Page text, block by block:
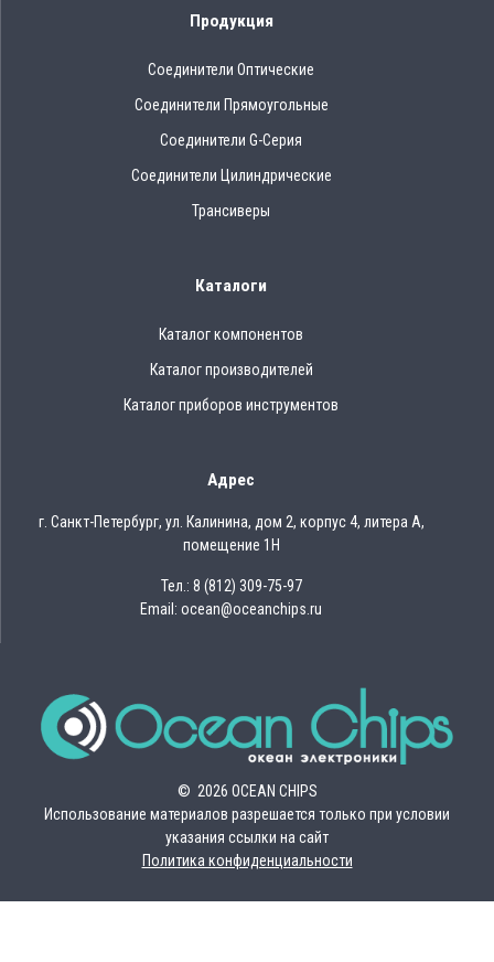
Продукция
Соединители Оптические
Соединители Прямоугольные
Соединители G-Серия
Соединители Цилиндрические
Трансиверы
Каталоги
Каталог компонентов
Каталог производителей
Каталог приборов инструментов
Адрес
г. Санкт-Петербург, ул. Калинина, дом 2, корпус 4, литера А,
помещение 1Н
Тел.: 8 (812) 309-75-97
Email: ocean@oceanchips.ru
© 2026 OCEAN CHIPS
Использование материалов разрешается только при условии
указания ссылки на сайт
Политика конфиденциальности